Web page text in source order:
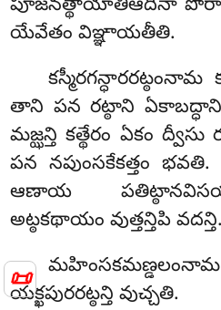
📜
పూజనత్థాయాతిఆదినా
యేవేతం విఞ్ఞాయతీతి.
కస్మీరగన్ధారరట్ఠంనామ
తాని పన రట్ఠాని
మజ్ఝన్తి కత్థేరం ఏకం
పన నపుంసకేకత్తం
ఆణాయ
అట్ఠకథాయం వుత్తన్తిపి వదన్తి.
యక్ఖపురరట్ఠన్తి వుచ్చతి.